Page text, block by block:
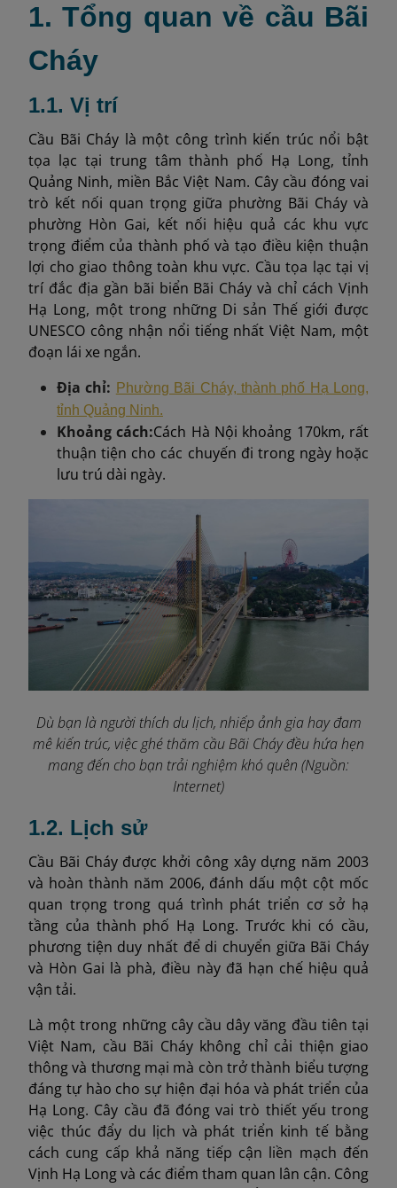
1. Tổng quan về cầu Bãi
Cháy
1.1. Vị trí
Cầu Bãi Cháy là một công trình kiến trúc nổi bật
tọa lạc tại trung tâm thành phố Hạ Long, tỉnh
Quảng Ninh, miền Bắc Việt Nam. Cây cầu đóng vai
trò kết nối quan trọng giữa phường Bãi Cháy và
phường Hòn Gai, kết nối hiệu quả các khu vực
trọng điểm của thành phố và tạo điều kiện thuận
lợi cho giao thông toàn khu vực. Cầu tọa lạc tại vị
trí đắc địa gần bãi biển Bãi Cháy và chỉ cách Vịnh
Hạ Long, một trong những Di sản Thế giới được
UNESCO công nhận nổi tiếng nhất Việt Nam, một
đoạn lái xe ngắn.
Địa chỉ: Phường Bãi Cháy, thành phố Hạ Long,
tỉnh Quảng Ninh.
Khoảng cách:Cách Hà Nội khoảng 170km, rất
thuận tiện cho các chuyến đi trong ngày hoặc
lưu trú dài ngày.
Dù bạn là người thích du lịch, nhiếp ảnh gia hay đam
mê kiến trúc, việc ghé thăm cầu Bãi Cháy đều hứa hẹn
mang đến cho bạn trải nghiệm khó quên (Nguồn:
Internet)
1.2. Lịch sử
Cầu Bãi Cháy được khởi công xây dựng năm 2003
và hoàn thành năm 2006, đánh dấu một cột mốc
quan trọng trong quá trình phát triển cơ sở hạ
tầng của thành phố Hạ Long. Trước khi có cầu,
phương tiện duy nhất để di chuyển giữa Bãi Cháy
và Hòn Gai là phà, điều này đã hạn chế hiệu quả
vận tải.
Là một trong những cây cầu dây văng đầu tiên tại
Việt Nam, cầu Bãi Cháy không chỉ cải thiện giao
thông và thương mại mà còn trở thành biểu tượng
đáng tự hào cho sự hiện đại hóa và phát triển của
Hạ Long. Cây cầu đã đóng vai trò thiết yếu trong
việc thúc đẩy du lịch và phát triển kinh tế bằng
cách cung cấp khả năng tiếp cận liền mạch đến
Vịnh Hạ Long và các điểm tham quan lân cận. Công